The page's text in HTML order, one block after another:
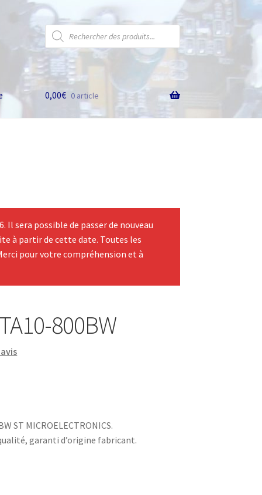
Recherche
de
produits
0,00€ 0 article
Il sera possible de passer de nouveau
à partir de cette date. Toutes les
pour votre compréhension et à
800BW
ST MICROELECTRONICS.
garanti d’origine fabricant.